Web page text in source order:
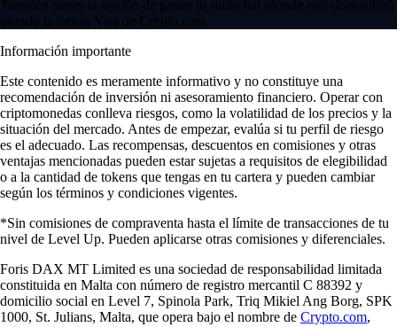
También tienes la opción de gastar tu saldo fiat (donde esté disponible)
usando la tarjeta Visa de Crypto.com.
Información importante
Este contenido es meramente informativo y no constituye una
recomendación de inversión ni asesoramiento financiero. Operar con
criptomonedas conlleva riesgos, como la volatilidad de los precios y la
situación del mercado. Antes de empezar, evalúa si tu perfil de riesgo
es el adecuado. Las recompensas, descuentos en comisiones y otras
ventajas mencionadas pueden estar sujetas a requisitos de elegibilidad
o a la cantidad de tokens que tengas en tu cartera y pueden cambiar
según los términos y condiciones vigentes.
*Sin comisiones de compraventa hasta el límite de transacciones de tu
nivel de Level Up. Pueden aplicarse otras comisiones y diferenciales.
Foris DAX MT Limited es una sociedad de responsabilidad limitada
constituida en Malta con número de registro mercantil C 88392 y
domicilio social en Level 7, Spinola Park, Triq Mikiel Ang Borg, SPK
1000, St. Julians, Malta, que opera bajo el nombre de Crypto.com,